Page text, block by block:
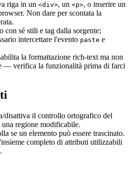
riga in un <div>, un <p>, o inserire un
Non dare per scontata la
con sé stili e tag dalla sorgente;
intercettare l'evento paste e
la formattazione rich-text ma non
— verifica la funzionalità prima di farci
il controllo ortografico del
regione modificabile.
se un elemento può essere trascinato.
completo di attributi utilizzabili